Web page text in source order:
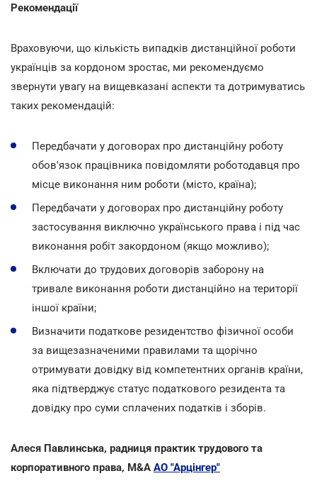
Рекомендації
Враховуючи, що кількість випадків дистанційної роботи
українців за кордоном зростає, ми рекомендуємо
звернути увагу на вищевказані аспекти та дотримуватись
таких рекомендацій:
Передбачати у договорах про дистанційну роботу
обов'язок працівника повідомляти роботодавця про
місце виконання ним роботи (місто, країна);
Передбачати у договорах про дистанційну роботу
застосування виключно українського права і під час
виконання робіт закордоном (якщо можливо);
Включати до трудових договорів заборону на
тривале виконання роботи дистанційно на території
іншої країни;
Визначити податкове резидентство фізичної особи
за вищезазначеними правилами та щорічно
отримувати довідку від компетентних органів країни,
яка підтверджує статус податкового резидента та
довідку про суми сплачених податків і зборів.
Алеся Павлинська, радниця практик трудового та
корпоративного права, М&А АО "Арцінгер"